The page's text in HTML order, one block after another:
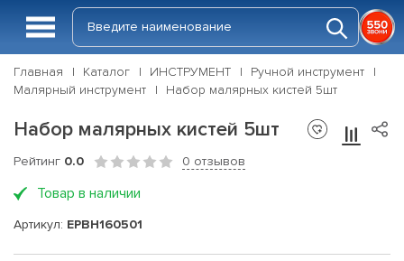
Главная Каталог ИНСТРУМЕНТ
Ручной инструмент
Малярный инструмент
Набор малярных кистей 5шт
Набор малярных кистей 5шт
Рейтинг 0.0 0 отзывов
Товар в наличии
Артикул: EPBH160501